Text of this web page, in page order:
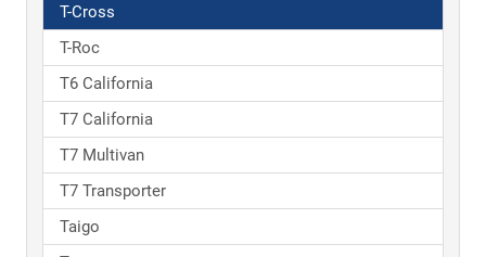
T-Cross
T-Roc
T6 California
T7 California
T7 Multivan
T7 Transporter
Taigo